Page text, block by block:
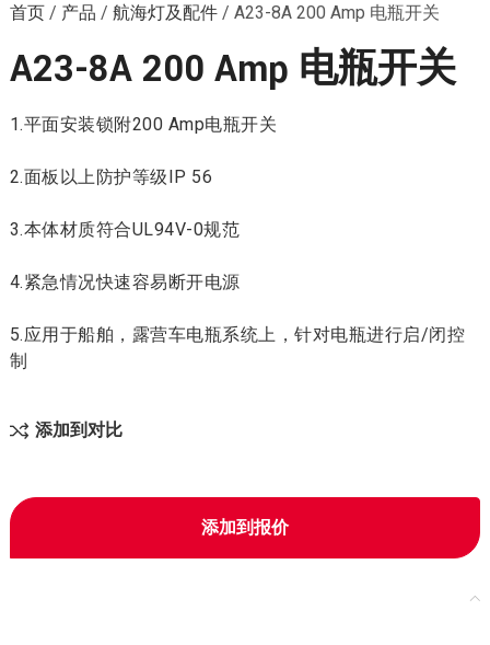
首页/ 产品 / 航海灯及配件/ A23-8A 200 Amp 电瓶开关
A23-8A 200 Amp 电瓶开关
1.平面安装锁附200 Amp电瓶开关
2.面板以上防护等级IP 56
3.本体材质符合UL94V-0规范
4.紧急情况快速容易断开电源
5.应用于船舶，露营车电瓶系统上，针对电瓶进行启/闭控
制
添加到对比
添加到报价